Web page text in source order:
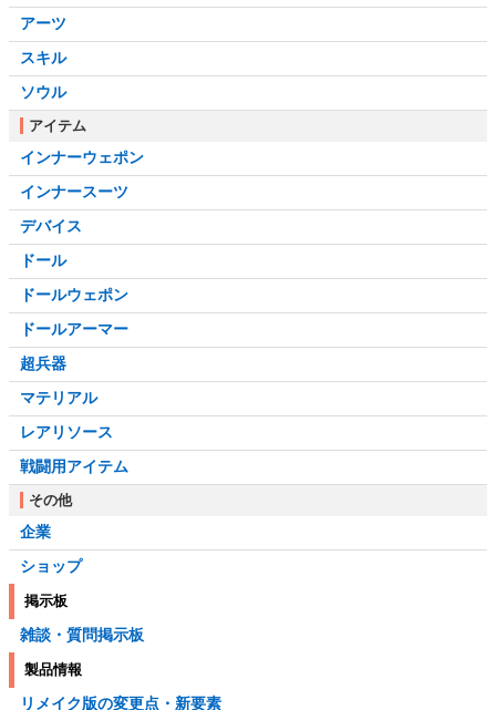
アーツ
スキル
ソウル
アイテム
インナーウェポン
インナースーツ
デバイス
ドール
ドールウェポン
ドールアーマー
超兵器
マテリアル
レアリソース
戦闘用アイテム
その他
企業
ショップ
掲示板
雑談・質問掲示板
製品情報
リメイク版の変更点・新要素